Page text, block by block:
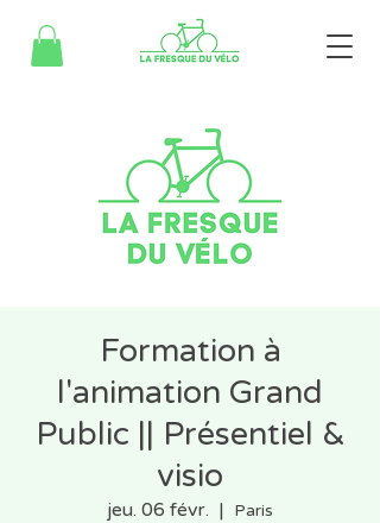
Formation à
l'animation Grand
Public || Présentiel &
visio
jeu. 06 févr.
  |
Paris